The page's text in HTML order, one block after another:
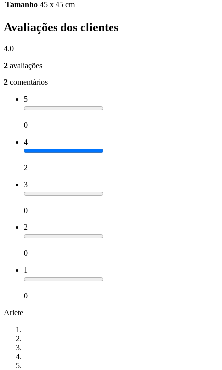
Tamanho 45 x 45 cm
Avaliações dos clientes
4.0
2 avaliações
2 comentários
5
0
4
2
3
0
2
0
1
0
Arlete